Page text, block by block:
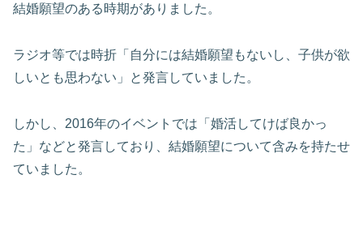
結婚願望のある時期がありました。
ラジオ等では時折「自分には結婚願望もないし、子供が欲
しいとも思わない」と発言していました。
しかし、2016年のイベントでは「婚活してけば良かっ
た」などと発言しており、結婚願望について含みを持たせ
ていました。